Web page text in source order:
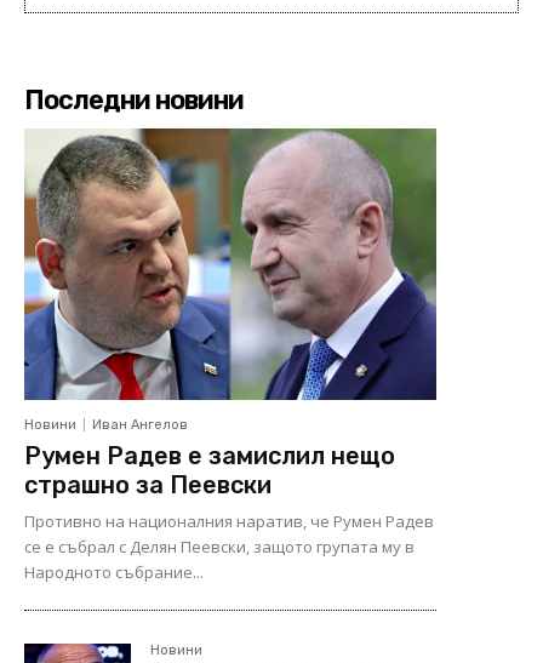
Последни новини
Новини Иван Ангелов
Румен Радев е замислил нещо
страшно за Пеевски
Противно на националния наратив, че Румен Радев
се е събрал с Делян Пеевски, защото групата му в
Народното събрание...
Новини